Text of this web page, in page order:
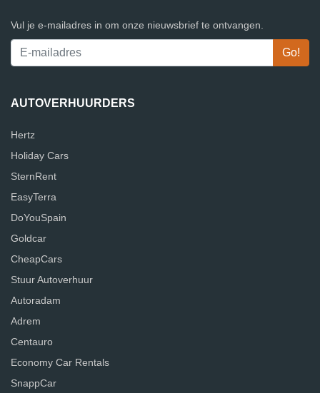
Vul je e-mailadres in om onze nieuwsbrief te ontvangen.
AUTOVERHUURDERS
Hertz
Holiday Cars
SternRent
EasyTerra
DoYouSpain
Goldcar
CheapCars
Stuur Autoverhuur
Autoradam
Adrem
Centauro
Economy Car Rentals
SnappCar